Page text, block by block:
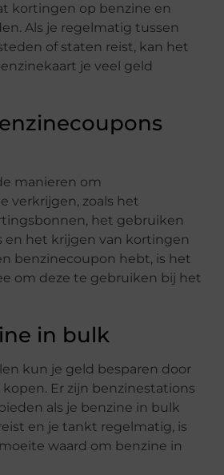
kortingen op benzine en
Als je regelmatig tussen
of staten reist, kan het
je veel geld
manieren om
verkrijgen, zoals het
het gebruiken
en het krijgen van kortingen
benzinecoupon hebt, is het
om deze te gebruiken bij het
in bulk
kun je geld besparen door
Er zijn benzinestations
als je benzine in bulk
en je tankt regelmatig, is
waard om benzine in